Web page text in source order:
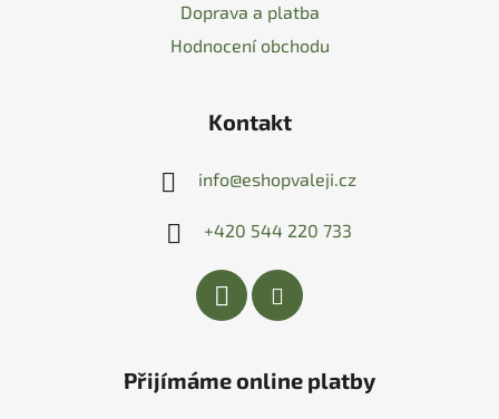
Doprava a platba
Hodnocení obchodu
Kontakt
info@eshopvaleji.cz
+420 544 220 733
Přijímáme online platby